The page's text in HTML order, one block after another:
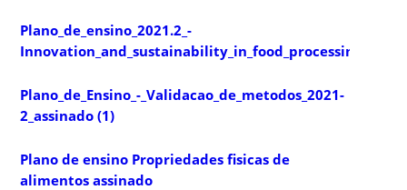
Plano_de_ensino_2021.2_-
Plano_de_Ensino_-_Validacao_de_metodos_2021-
2_assinado (1)
Plano de ensino Propriedades fisicas de
alimentos assinado